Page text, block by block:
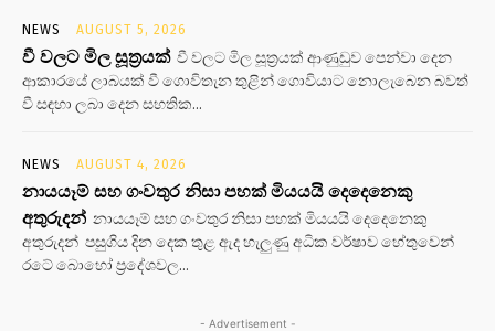
NEWS AUGUST 5, 2026
වී වලට මිල සූත්‍රයක් වී වලට මිල සූත්‍රයක් ආණුඩුව පෙන්වා දෙන
ආකාරයේ ලාබයක් වී ගොවිතැන තුළින් ගොවියාට නොලැබෙන බවත්
වී සඳහා ලබා දෙන සහතික...
NEWS AUGUST 4, 2026
නායයෑම් සහ ගංවතුර නිසා පහක් මියයයි දෙදෙනෙකු
අතුරුදන් නායයෑම් සහ ගංවතුර නිසා පහක් මියයයි දෙදෙනෙකු
අතුරුදන් පසුගිය දින දෙක තුළ ඇද හැලුණු අධික වර්ෂාව හේතුවෙන්
රටේ බොහෝ ප්‍රදේශවල...
- Advertisement -